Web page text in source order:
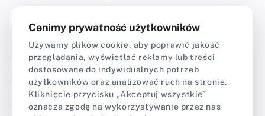
CraftPoint Tools Narzędzia do szycia skóry
Narzędzia do wykańczania krawędzi skóry
Narzędzia do cięcia i wycinania skóry
Wybijaki do skóry
Cenimy prywatność użytkowników
Używamy plików cookie, aby poprawić jakość
przeglądania, wyświetlać reklamy lub treści
dostosowane do indywidualnych potrzeb
użytkowników oraz analizować ruch na stronie.
Kliknięcie przycisku „Akceptuj wszystkie”
oznacza zgodę na wykorzystywanie przez nas